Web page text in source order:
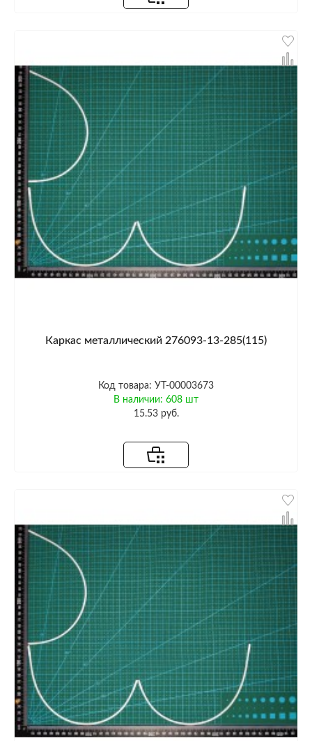
Каркас металлический 276093-13-285(115)
Код товара: УТ-00003673
В наличии: 608 шт
15.53 руб.